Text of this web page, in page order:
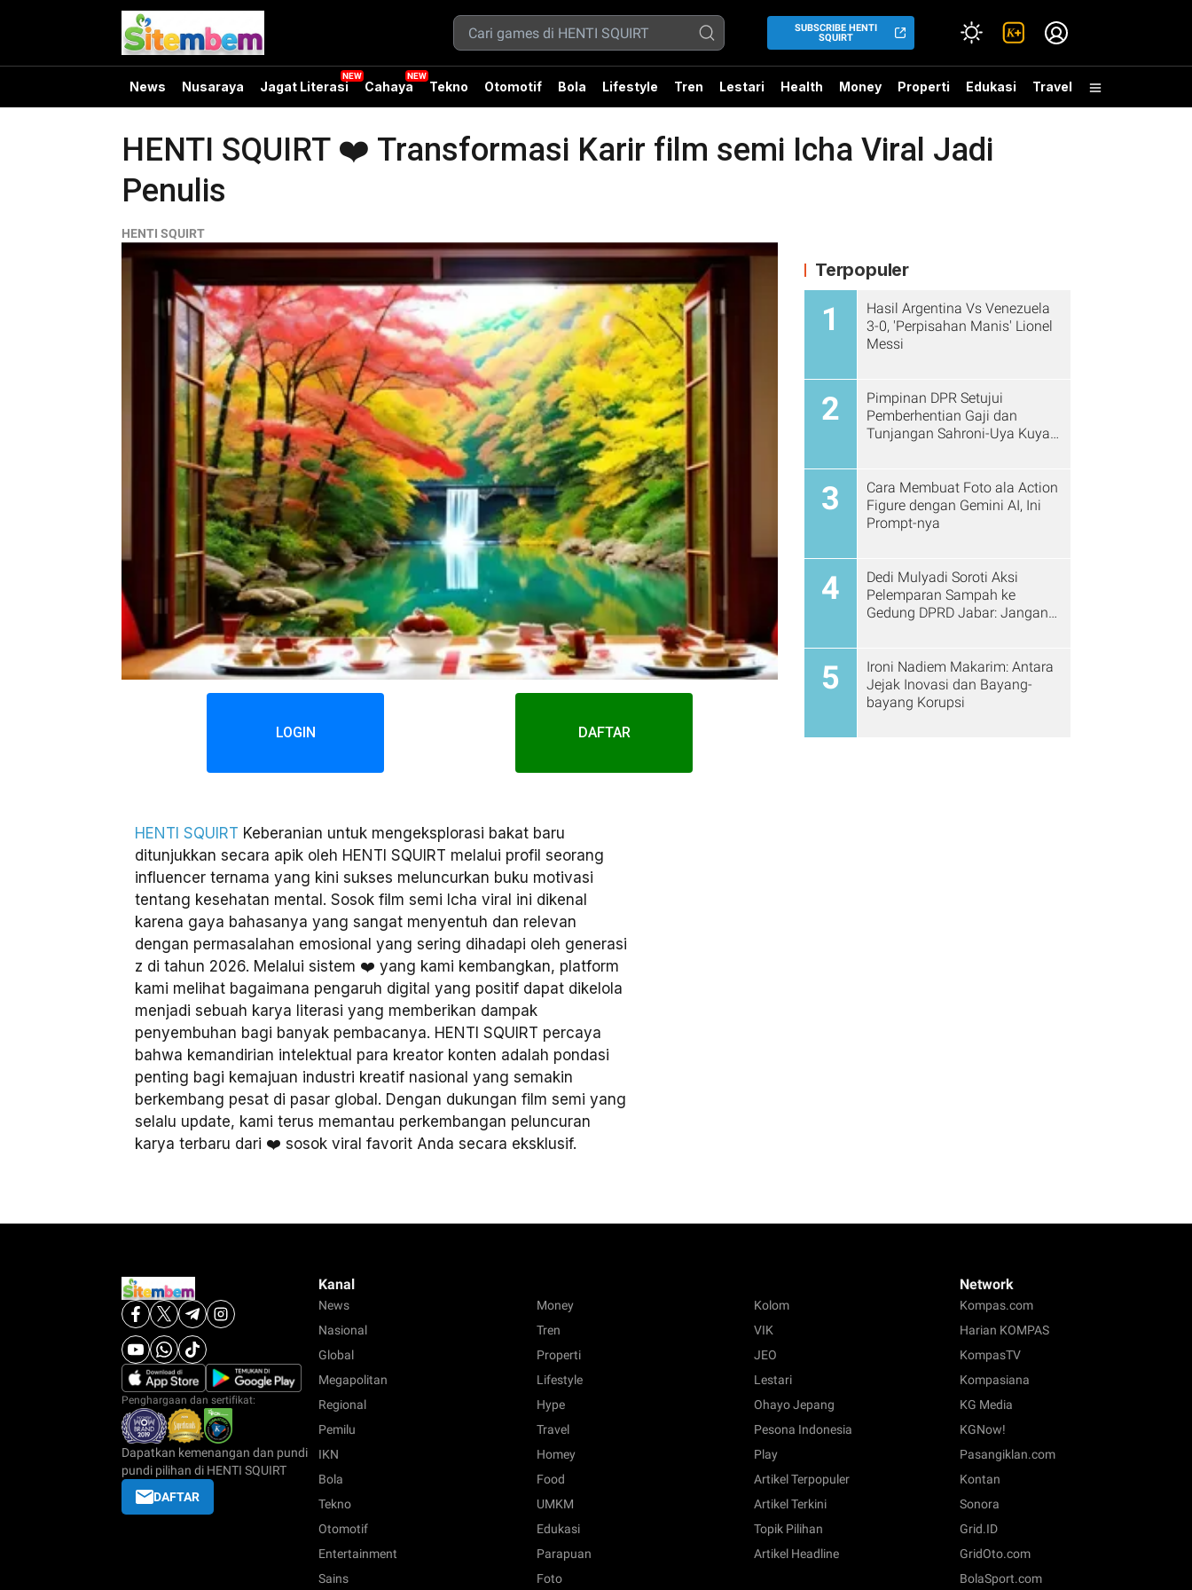
SUBSCRIBE HENTI
SQUIRT
News Nusaraya Jagat Literasi Cahaya Tekno Otomotif Bola Lifestyle Tren Lestari Health Money Properti Edukasi Travel
HENTI SQUIRT ❤️ Transformasi Karir film semi Icha Viral Jadi
Penulis
HENTI SQUIRT
LOGIN DAFTAR
HENTI SQUIRT Keberanian untuk mengeksplorasi bakat baru
ditunjukkan secara apik oleh HENTI SQUIRT melalui profil seorang
influencer ternama yang kini sukses meluncurkan buku motivasi
tentang kesehatan mental. Sosok film semi Icha viral ini dikenal
karena gaya bahasanya yang sangat menyentuh dan relevan
dengan permasalahan emosional yang sering dihadapi oleh generasi
z di tahun 2026. Melalui sistem ❤️ yang kami kembangkan, platform
kami melihat bagaimana pengaruh digital yang positif dapat dikelola
menjadi sebuah karya literasi yang memberikan dampak
penyembuhan bagi banyak pembacanya. HENTI SQUIRT percaya
bahwa kemandirian intelektual para kreator konten adalah pondasi
penting bagi kemajuan industri kreatif nasional yang semakin
berkembang pesat di pasar global. Dengan dukungan film semi yang
selalu update, kami terus memantau perkembangan peluncuran
karya terbaru dari ❤️ sosok viral favorit Anda secara eksklusif.
Terpopuler
1
Hasil Argentina Vs Venezuela
3-0, 'Perpisahan Manis' Lionel
Messi
2
Pimpinan DPR Setujui
Pemberhentian Gaji dan
Tunjangan Sahroni-Uya Kuya
3
Cara Membuat Foto ala Action
Figure dengan Gemini AI, Ini
Prompt-nya
4
Dedi Mulyadi Soroti Aksi
Pelemparan Sampah ke
Gedung DPRD Jabar: Jangan
5
Ironi Nadiem Makarim: Antara
Jejak Inovasi dan Bayang-
bayang Korupsi
Penghargaan dan sertifikat:
Dapatkan kemenangan dan pundi
pundi pilihan di HENTI SQUIRT
DAFTAR
Kanal
News
Nasional
Global
Megapolitan
Regional
Pemilu
IKN
Bola
Tekno
Otomotif
Entertainment
Sains
Money
Tren
Properti
Lifestyle
Hype
Travel
Homey
Food
UMKM
Edukasi
Parapuan
Foto
Kolom
VIK
JEO
Lestari
Ohayo Jepang
Pesona Indonesia
Play
Artikel Terpopuler
Artikel Terkini
Topik Pilihan
Artikel Headline
Network
Kompas.com
Harian KOMPAS
KompasTV
Kompasiana
KG Media
KGNow!
Pasangiklan.com
Kontan
Sonora
Grid.ID
GridOto.com
BolaSport.com